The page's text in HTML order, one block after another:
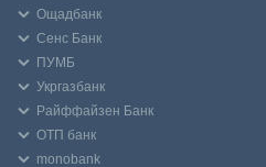
Ощадбанк
Сенс Банк
ПУМБ
Укргазбанк
Райффайзен Банк
ОТП банк
monobank